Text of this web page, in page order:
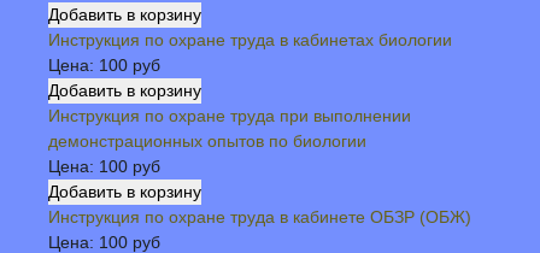
Инструкция по охране труда в кабинетах биологии
Цена: 100 руб
Инструкция по охране труда при выполнении
демонстрационных опытов по биологии
Цена: 100 руб
Инструкция по охране труда в кабинете ОБЗР (ОБЖ)
Цена: 100 руб